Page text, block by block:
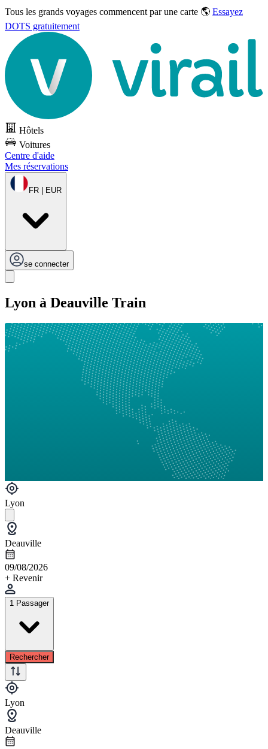
Tous les grands voyages commencent par une carte 🌎 Essayez
DOTS gratuitement
Hôtels
Voitures
Centre d'aide
Mes réservations
FR | EUR
se connecter
Lyon à Deauville Train
Lyon
Deauville
09/08/2026
+ Revenir
1 Passager
Rechercher
Lyon
Deauville